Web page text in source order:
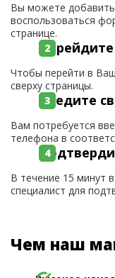
Вы можете добавить
воспользоваться
странице.
Перейдите
Чтобы перейти в
сверху страницы.
Введите
Вам потребуется
телефона в
В течение 15 минут
специалист для
Чем наш